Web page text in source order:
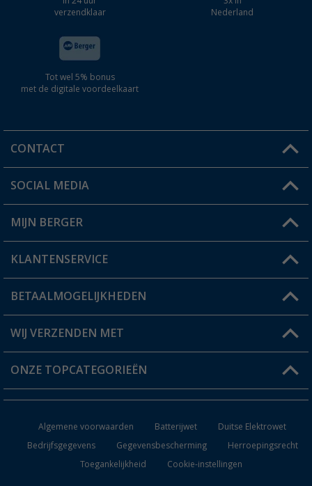
verzendklaar
Nederland
Tot wel 5% bonus
met de digitale voordeelkaart
CONTACT
Een vraag?
Winkel vinden
SOCIAL MEDIA
MIJN BERGER
Mijn account
Status bestelling
Verlanglijstje
KLANTENSERVICE
FAQ & Contact
Verzendinformatie
Catalogus
BETAALMOGELIJKHEDEN
WIJ VERZENDEN MET
ONZE TOPCATEGORIEËN
Campingmeubilair
Algemene voorwaarden Batterijwet
Duitse Elektrowet
Bedrijfsgegevens
Gegevensbescherming
Herroepingsrecht
Toegankelijkheid
Cookie-instellingen